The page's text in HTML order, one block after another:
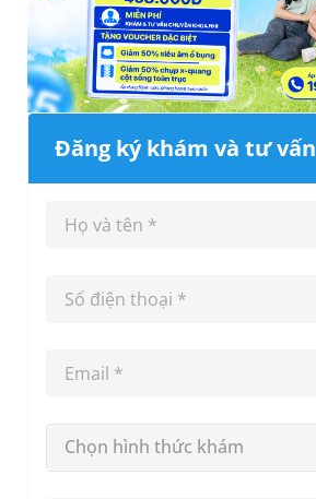
Đăng ký khám và tư vấn
Chọn hình thức khám